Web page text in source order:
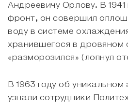
Андреевичу Орлову. В 1941
фронт, он совершил
воду в системе
хранившегося в дровяном
«разморозился» (лопнул
В 1963 году об
узнали сотрудники